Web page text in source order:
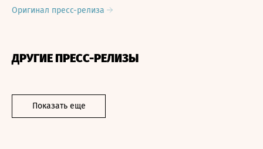
Оригинал пресс-релиза
ДРУГИЕ ПРЕСС-РЕЛИЗЫ
Показать еще